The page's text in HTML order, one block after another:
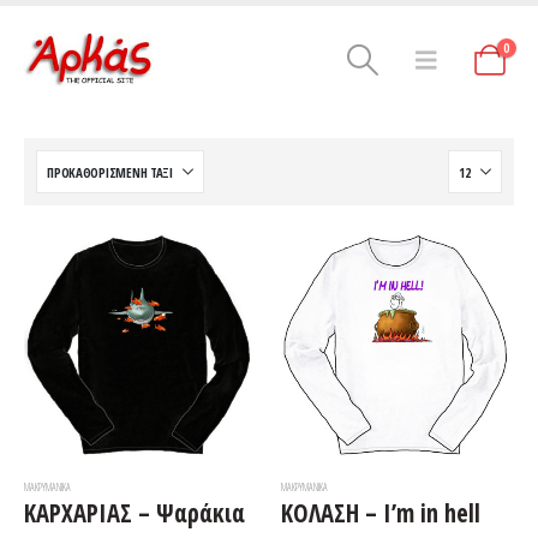
0
ΜΑΚΡΥΜΆΝΙΚΑ
ΚΑΡΧΑΡΙΑΣ – Ψαράκια
ΜΑΚΡΥΜΆΝΙΚΑ
ΚΟΛΑΣΗ – I’m in hell